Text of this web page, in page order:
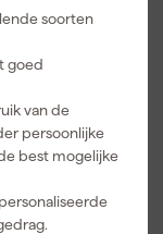
soorten
goed
van de
persoonlijke
best mogelijke
accu
body
206,48